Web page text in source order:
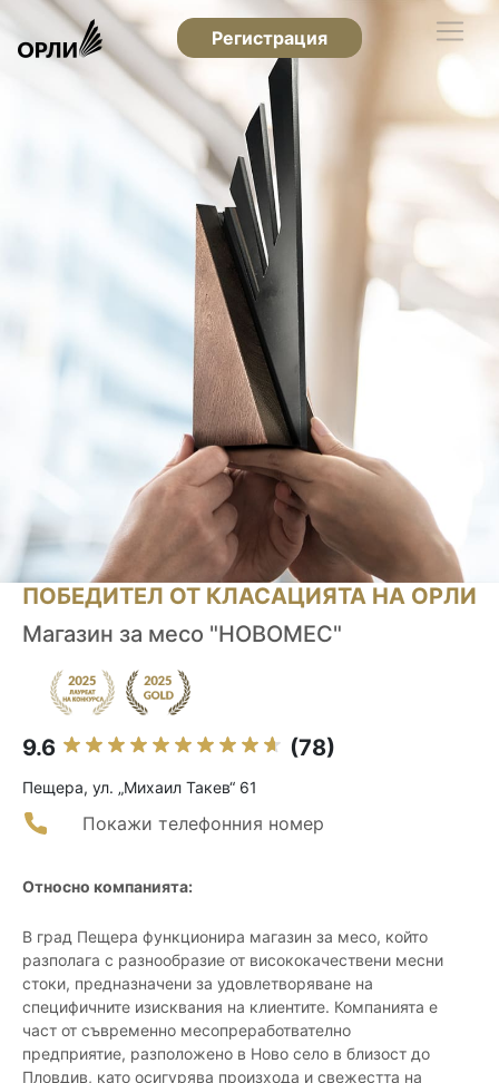
Регистрация
ПОБЕДИТЕЛ ОТ КЛАСАЦИЯТА НА ОРЛИ
Магазин за месо "НОВОМЕС"
9.6 (78)
Пещера, ул. „Михаил Такев“ 61
Покажи телефонния номер
Относно компанията:
В град Пещера функционира магазин за месо, който
разполага с разнообразие от висококачествени месни
стоки, предназначени за удовлетворяване на
специфичните изисквания на клиентите. Компанията е
част от съвременно месопреработвателно
предприятие, разположено в Ново село в близост до
Пловдив, като осигурява произхода и свежестта на